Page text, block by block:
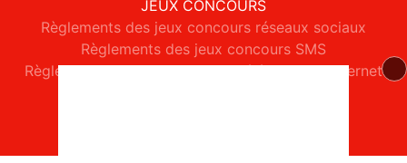
JEUX CONCOURS
Règlements des jeux concours réseaux sociaux
Règlements des jeux concours SMS
Règlements des jeux concours téléphone et internet